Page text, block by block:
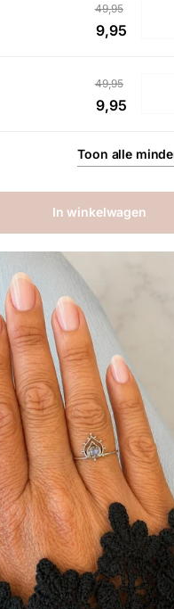
49,95
9,95
49,95
9,95
Toon alle
In winkelwagen